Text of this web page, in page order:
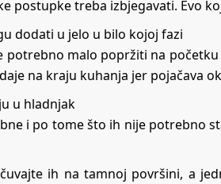
postupke treba izbjegavati. Evo
dodati u jelo u bilo kojoj fazi
potrebno malo popržiti na
na kraju kuhanja jer pojačava
u hladnjak
i po tome što ih nije potrebno
ih na tamnoj površini, a